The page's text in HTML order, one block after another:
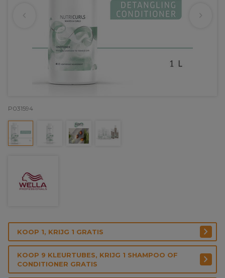
P031594
KOOP 1, KRIJG 1 GRATIS
KOOP 9 KLEURTUBES, KRIJG 1 SHAMPOO OF
CONDITIONER GRATIS